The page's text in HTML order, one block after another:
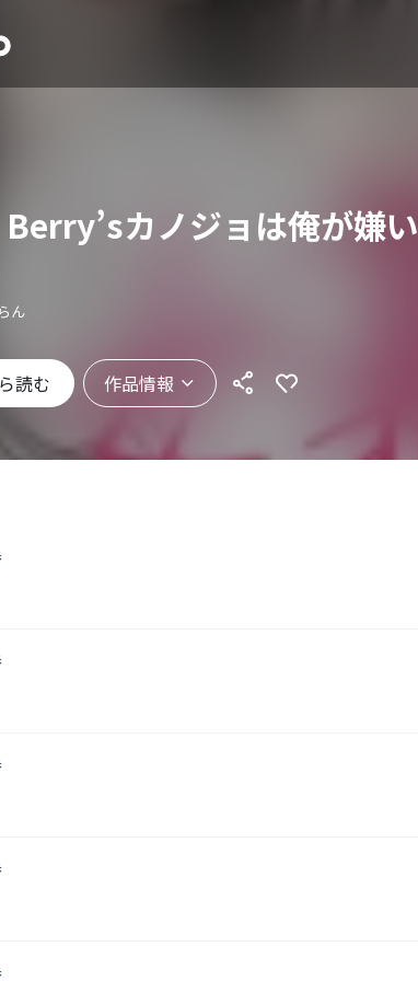
カノジョは俺が嫌い
ん
読む 作品情報